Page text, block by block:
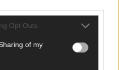
Opt Outs
of my